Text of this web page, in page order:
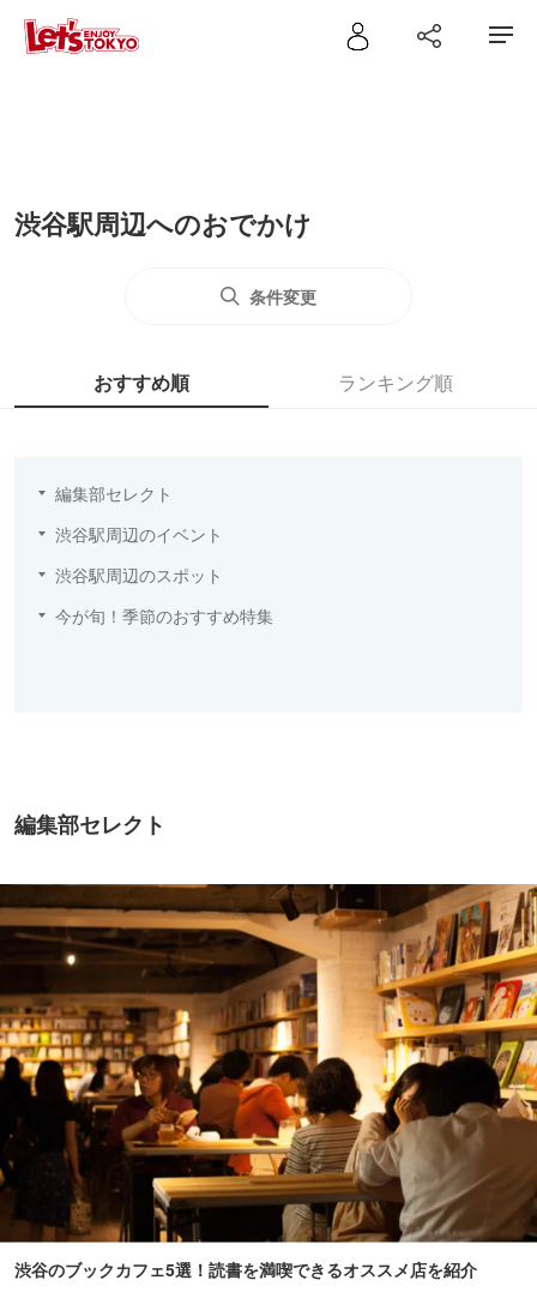
渋谷駅周辺へのおでかけ
条件変更
おすすめ順 ランキング順
編集部セレクト
渋谷駅周辺のイベント
渋谷駅周辺のスポット
今が旬！季節のおすすめ特集
編集部セレクト
渋谷のブックカフェ5選！読書を満喫できるオススメ店を紹介